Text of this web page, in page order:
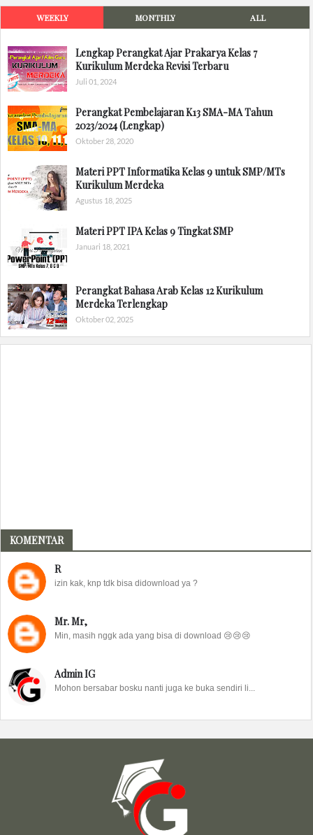
WEEKLY MONTHLY ALL
Lengkap Perangkat Ajar Prakarya Kelas 7
Kurikulum Merdeka Revisi Terbaru
Juli 01, 2024
Perangkat Pembelajaran K13 SMA-MA Tahun
2023/2024 (Lengkap)
Oktober 28, 2020
Materi PPT Informatika Kelas 9 untuk SMP/MTs
Kurikulum Merdeka
Agustus 18, 2025
Materi PPT IPA Kelas 9 Tingkat SMP
Januari 18, 2021
Perangkat Bahasa Arab Kelas 12 Kurikulum
Merdeka Terlengkap
Oktober 02, 2025
KOMENTAR
R
izin kak, knp tdk bisa didownload ya ?
Mr. Mr,
Min, masih nggk ada yang bisa di download 😢😢😢
Admin IG
Mohon bersabar bosku nanti juga ke buka sendiri li...